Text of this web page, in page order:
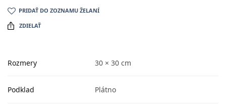
PRIDAŤ DO ZOZNAMU ŽELANÍ
ZDIELAŤ
Rozmery 30 × 30 cm
Podklad Plátno